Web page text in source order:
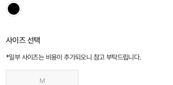
사이즈 선택
*일부 사이즈는 비용이 추가되오니 참고 부탁드립니다.
M